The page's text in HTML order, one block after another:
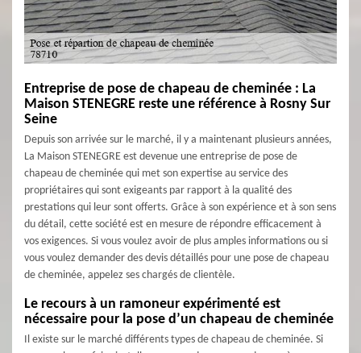
Entreprise de pose de chapeau de cheminée : La
Maison STENEGRE reste une référence à Rosny Sur
Seine
Depuis son arrivée sur le marché, il y a maintenant plusieurs années,
La Maison STENEGRE est devenue une entreprise de pose de
chapeau de cheminée qui met son expertise au service des
propriétaires qui sont exigeants par rapport à la qualité des
prestations qui leur sont offerts. Grâce à son expérience et à son sens
du détail, cette société est en mesure de répondre efficacement à
vos exigences. Si vous voulez avoir de plus amples informations ou si
vous voulez demander des devis détaillés pour une pose de chapeau
de cheminée, appelez ses chargés de clientèle.
Le recours à un ramoneur expérimenté est
nécessaire pour la pose d’un chapeau de cheminée
Il existe sur le marché différents types de chapeau de cheminée. Si